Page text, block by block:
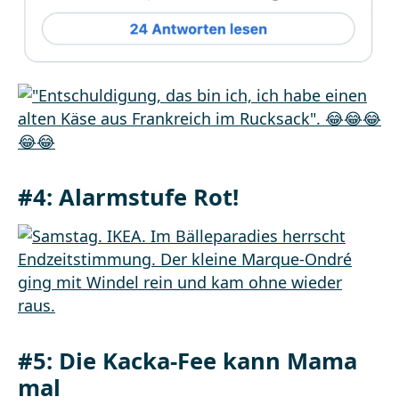
#4: Alarmstufe Rot!
#5: Die Kacka-Fee kann Mama
mal